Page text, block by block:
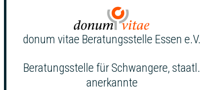
donum vitae Beratungsstelle Essen e.V.
Beratungsstelle für Schwangere, staatl.
anerkannte